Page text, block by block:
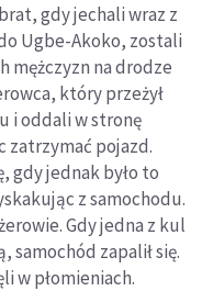
gdy jechali wraz z
Ugbe-Akoko, zostali
mężczyzn na drodze
który przeżył
i oddali w stronę
zatrzymać pojazd.
gdy jednak było to
z samochodu.
Gdy jedna z kul
samochód zapalił się.
w płomieniach.